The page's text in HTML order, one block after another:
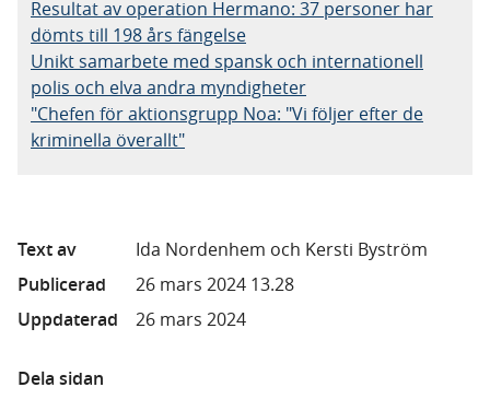
Resultat av operation Hermano: 37 personer har
dömts till 198 års fängelse
Unikt samarbete med spansk och internationell
polis och elva andra myndigheter
"Chefen för aktionsgrupp Noa: "Vi följer efter de
kriminella överallt"
Text av
Ida Nordenhem och Kersti Byström
Publicerad
26 mars 2024 13.28
Uppdaterad
26 mars 2024
Dela sidan